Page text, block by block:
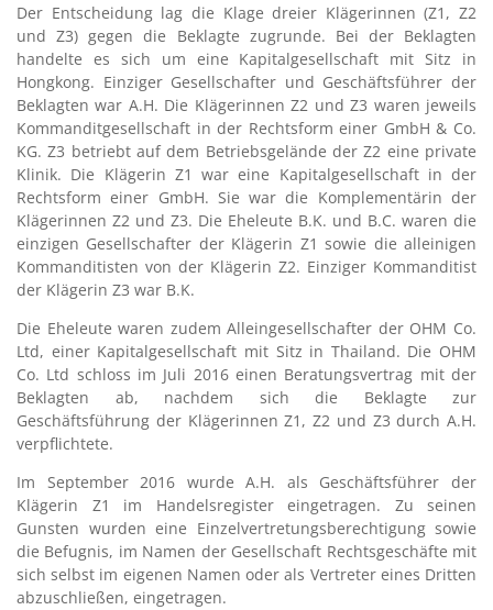
Der Entscheidung lag die Klage dreier Klägerinnen (Z1, Z2
und Z3) gegen die Beklagte zugrunde. Bei der Beklagten
handelte es sich um eine Kapitalgesellschaft mit Sitz in
Hongkong. Einziger Gesellschafter und Geschäftsführer der
Beklagten war A.H. Die Klägerinnen Z2 und Z3 waren jeweils
Kommanditgesellschaft in der Rechtsform einer GmbH & Co.
KG. Z3 betriebt auf dem Betriebsgelände der Z2 eine private
Klinik. Die Klägerin Z1 war eine Kapitalgesellschaft in der
Rechtsform einer GmbH. Sie war die Komplementärin der
Klägerinnen Z2 und Z3. Die Eheleute B.K. und B.C. waren die
einzigen Gesellschafter der Klägerin Z1 sowie die alleinigen
Kommanditisten von der Klägerin Z2. Einziger Kommanditist
der Klägerin Z3 war B.K.
Die Eheleute waren zudem Alleingesellschafter der OHM Co.
Ltd, einer Kapitalgesellschaft mit Sitz in Thailand. Die OHM
Co. Ltd schloss im Juli 2016 einen Beratungsvertrag mit der
Beklagten ab, nachdem sich die Beklagte zur
Geschäftsführung der Klägerinnen Z1, Z2 und Z3 durch A.H.
verpflichtete.
Im September 2016 wurde A.H. als Geschäftsführer der
Klägerin Z1 im Handelsregister eingetragen. Zu seinen
Gunsten wurden eine Einzelvertretungsberechtigung sowie
die Befugnis, im Namen der Gesellschaft Rechtsgeschäfte mit
sich selbst im eigenen Namen oder als Vertreter eines Dritten
abzuschließen, eingetragen.